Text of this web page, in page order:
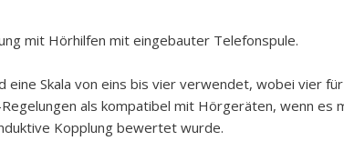
mit Hörhilfen mit eingebauter Telefonspule.
eine Skala von eins bis vier verwendet, wobei vier
als kompatibel mit Hörgeräten, wenn es
Kopplung bewertet wurde.